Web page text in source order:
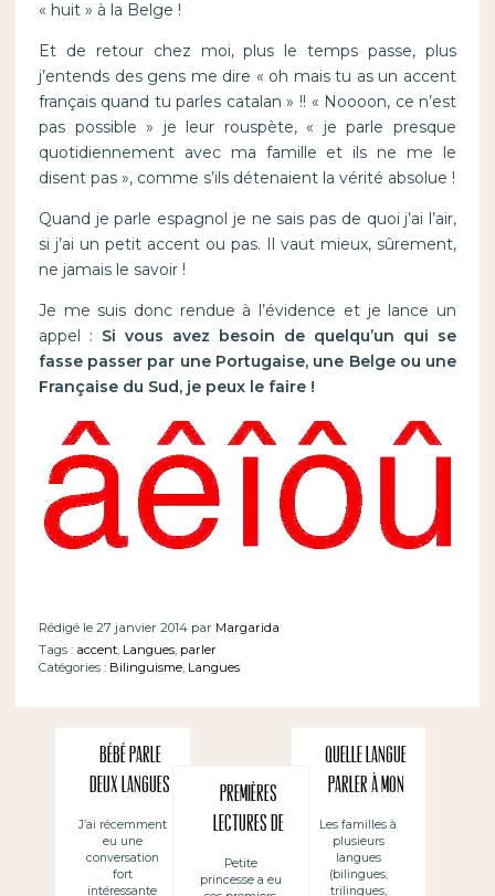
« huit » à la Belge !
Et de retour chez moi, plus le temps passe, plus
j’entends des gens me dire « oh mais tu as un accent
français quand tu parles catalan » !! « Noooon, ce n’est
pas possible » je leur rouspète, « je parle presque
quotidiennement avec ma famille et ils ne me le
disent pas », comme s’ils détenaient la vérité absolue !
Quand je parle espagnol je ne sais pas de quoi j’ai l’air,
si j’ai un petit accent ou pas. Il vaut mieux, sûrement,
ne jamais le savoir !
Je me suis donc rendue à l’évidence et je lance un
appel : Si vous avez besoin de quelqu’un qui se
fasse passer par une Portugaise, une Belge ou une
Française du Sud, je peux le faire !
Rédigé le 27 janvier 2014 par Margarida
Tags : accent, Langues, parler
Catégories : Bilinguisme, Langues
Bébé parle
deux langues
J’ai récemment
eu une
conversation
fort
intéressante
Premières
lectures de
bébé : trois
langues
Petite
princesse a eu
Quelle langue
parler à mon
enfant en
public
Les familles à
plusieurs
langues
(bilingues,
trilingues,